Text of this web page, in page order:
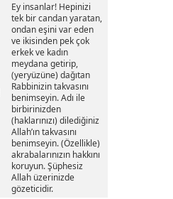
Ey insanlar! Hepinizi
tek bir candan yaratan,
ondan eşini var eden
ve ikisinden pek çok
erkek ve kadın
meydana getirip,
(yeryüzüne) dağıtan
Rabbinizin takvasını
benimseyin. Adı ile
birbirinizden
(haklarınızı) dilediğiniz
Allah’ın takvasını
benimseyin. (Özellikle)
akrabalarınızın hakkını
koruyun. Şüphesiz
Allah üzerinizde
gözeticidir.